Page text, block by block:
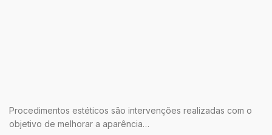
Procedimentos estéticos são intervenções realizadas com o
objetivo de melhorar a aparência…